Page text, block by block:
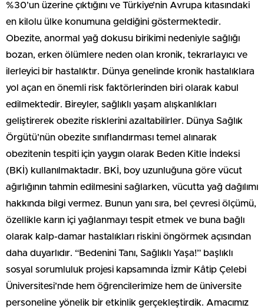
%30’un üzerine çıktığını ve Türkiye’nin Avrupa kıtasındaki
en kilolu ülke konumuna geldiğini göstermektedir.
Obezite, anormal yağ dokusu birikimi nedeniyle sağlığı
bozan, erken ölümlere neden olan kronik, tekrarlayıcı ve
ilerleyici bir hastalıktır. Dünya genelinde kronik hastalıklara
yol açan en önemli risk faktörlerinden biri olarak kabul
edilmektedir. Bireyler, sağlıklı yaşam alışkanlıkları
geliştirerek obezite risklerini azaltabilirler. Dünya Sağlık
Örgütü’nün obezite sınıflandırması temel alınarak
obezitenin tespiti için yaygın olarak Beden Kitle İndeksi
(BKİ) kullanılmaktadır. BKİ, boy uzunluğuna göre vücut
ağırlığının tahmin edilmesini sağlarken, vücutta yağ dağılımı
hakkında bilgi vermez. Bunun yanı sıra, bel çevresi ölçümü,
özellikle karın içi yağlanmayı tespit etmek ve buna bağlı
olarak kalp-damar hastalıkları riskini öngörmek açısından
daha duyarlıdır. “Bedenini Tanı, Sağlıklı Yaşa!” başlıklı
sosyal sorumluluk projesi kapsamında İzmir Kâtip Çelebi
Üniversitesi’nde hem öğrencilerimize hem de üniversite
personeline yönelik bir etkinlik gerçekleştirdik. Amacımız